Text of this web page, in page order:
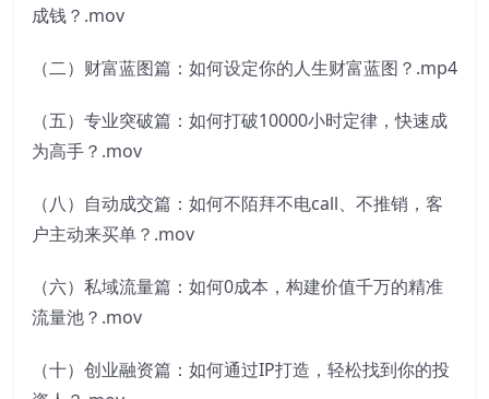
成钱？.mov
（二）财富蓝图篇：如何设定你的人生财富蓝图？.mp4
（五）专业突破篇：如何打破10000小时定律，快速成
为高手？.mov
（八）自动成交篇：如何不陌拜不电call、不推销，客
户主动来买单？.mov
（六）私域流量篇：如何0成本，构建价值千万的精准
流量池？.mov
（十）创业融资篇：如何通过IP打造，轻松找到你的投